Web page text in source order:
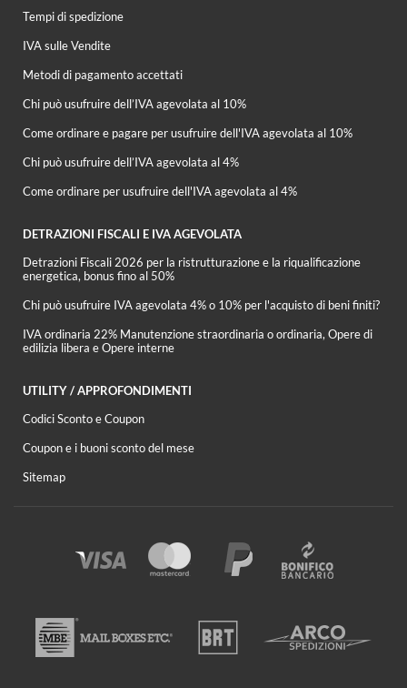
Tempi di spedizione
IVA sulle Vendite
Metodi di pagamento accettati
Chi può usufruire dell’IVA agevolata al 10%
Come ordinare e pagare per usufruire dell'IVA agevolata al 10%
Chi può usufruire dell’IVA agevolata al 4%
Come ordinare per usufruire dell'IVA agevolata al 4%
DETRAZIONI FISCALI E IVA AGEVOLATA
Detrazioni Fiscali 2026 per la ristrutturazione e la riqualificazione
energetica, bonus fino al 50%
Chi può usufruire IVA agevolata 4% o 10% per l'acquisto di beni finiti?
IVA ordinaria 22% Manutenzione straordinaria o ordinaria, Opere di
edilizia libera e Opere interne
UTILITY / APPROFONDIMENTI
Codici Sconto e Coupon
Coupon e i buoni sconto del mese
Sitemap